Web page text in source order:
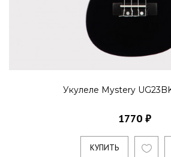
Укулеле Mystery
1770 ₽
КУПИТЬ